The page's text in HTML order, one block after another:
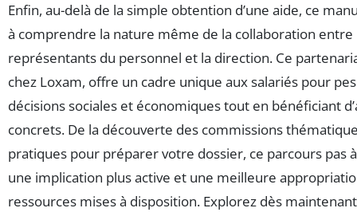
Enfin, au-delà de la simple obtention d’une aide, ce
à comprendre la nature même de la collaboration entre
représentants du personnel et la direction. Ce
chez Loxam, offre un cadre unique aux salariés pour
décisions sociales et économiques tout en bénéficiant
concrets. De la découverte des commissions
pratiques pour préparer votre dossier, ce parcours pas
une implication plus active et une meilleure
ressources mises à disposition. Explorez dès